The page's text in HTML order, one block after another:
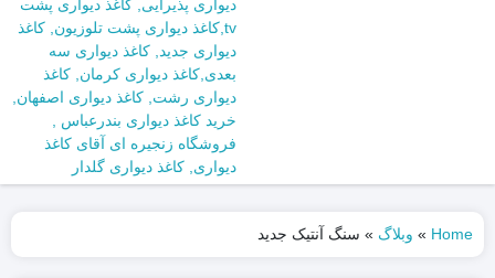
Home
» وبلاگ » سنگ آنتیک جدید